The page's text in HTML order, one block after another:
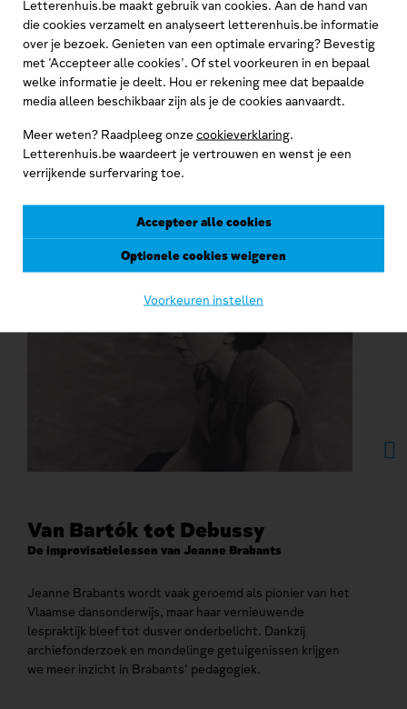
Letterenhuis.be maakt gebruik van cookies. Aan de hand van
die cookies verzamelt en analyseert letterenhuis.be informatie
over je bezoek. Genieten van een optimale ervaring? Bevestig
met 'Accepteer alle cookies'. Of stel voorkeuren in en bepaal
welke informatie je deelt. Hou er rekening mee dat bepaalde
media alleen beschikbaar zijn als je de cookies aanvaardt.
Meer weten? Raadpleeg onzecookieverklaring.
Letterenhuis.be waardeert je vertrouwen en wenst je een
verrijkende surfervaring toe.
Accepteer alle cookies
Optionele cookies weigeren
Voorkeuren instellen
- Paul Buyck
Aanwinsten april - september 2025. Een selectie- Eline
de Lepeleire
Bruiklenen 2025_02 - Lena Pinnel
Cordelia
Gerelateerd
Van Bartók tot Debussy
De improvisatielessen van Jeanne Brabants
Jeanne Brabants wordt vaak geroemd als pionier van het
Vlaamse dansonderwijs, maar haar vernieuwende
lespraktijk bleef tot dusver onderbelicht. Dankzij
archiefonderzoek en mondelinge getuigenissen krijgen
we meer inzicht in Brabants’ pedagogiek.